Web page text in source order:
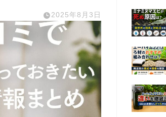
2025年8月3日